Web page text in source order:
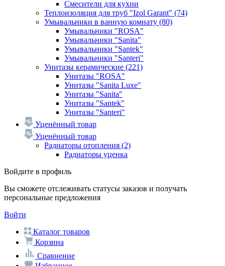
Смесители для кухни
Теплоизоляция для труб "Izol Garant" (74)
Умывальники в ванную комнату (80)
Умывальники "ROSA"
Умывальники "Sanita"
Умывальники "Santek"
Умывальники "Santeri"
Унитазы керамические (221)
Унитазы "ROSA"
Унитазы "Sanita Luxe"
Унитазы "Sanita"
Унитазы "Santek"
Унитазы "Santeri"
Уценённый товар
Уценённый товар
Радиаторы отопления (2)
Радиаторы уценка
Войдите в профиль
Вы сможете отслеживать статусы заказов и получать
персональные предложения
Войти
Каталог товаров
Корзина
Сравнение